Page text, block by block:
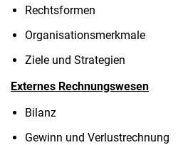
Rechtsformen
Organisationsmerkmale
Ziele und Strategien
Externes Rechnungswesen
Bilanz
Gewinn und Verlustrechnung